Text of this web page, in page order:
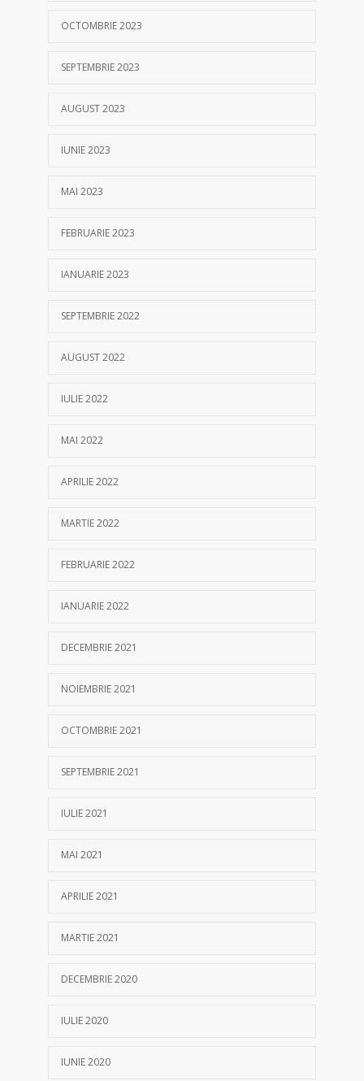
OCTOMBRIE 2023
SEPTEMBRIE 2023
AUGUST 2023
IUNIE 2023
MAI 2023
FEBRUARIE 2023
IANUARIE 2023
SEPTEMBRIE 2022
AUGUST 2022
IULIE 2022
MAI 2022
APRILIE 2022
MARTIE 2022
FEBRUARIE 2022
IANUARIE 2022
DECEMBRIE 2021
NOIEMBRIE 2021
OCTOMBRIE 2021
SEPTEMBRIE 2021
IULIE 2021
MAI 2021
APRILIE 2021
MARTIE 2021
DECEMBRIE 2020
IULIE 2020
IUNIE 2020